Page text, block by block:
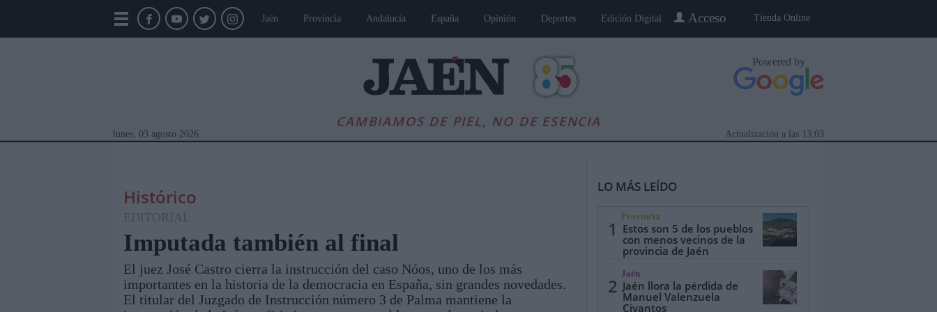
Tienda Online
Acceso
Jaén Provincia Andalucía España Opinión Deportes Edición Digital
CAMBIAMOS DE PIEL, NO DE ESENCIA
Powered by
lunes, 03 agosto 2026 13:03
Actualización a las
Módulos Portada Jaén Provincia Linares Andalucía Internacional Opinión Cultura Jaén, Pueblo a Pueblo Especiales
Histórico
EDITORIAL
Imputada también al final
El juez José Castro cierra la instrucción del caso Nóos, uno de los más
importantes en la historia de la democracia en España, sin grandes novedades.
El titular del Juzgado de Instrucción número 3 de Palma mantiene la
LO MÁS LEÍDO
1
Provincia
Estos son 5 de los pueblos
con menos vecinos de la
provincia de Jaén
2
Jaén
Jaén llora la pérdida de
Manuel Valenzuela
Civantos